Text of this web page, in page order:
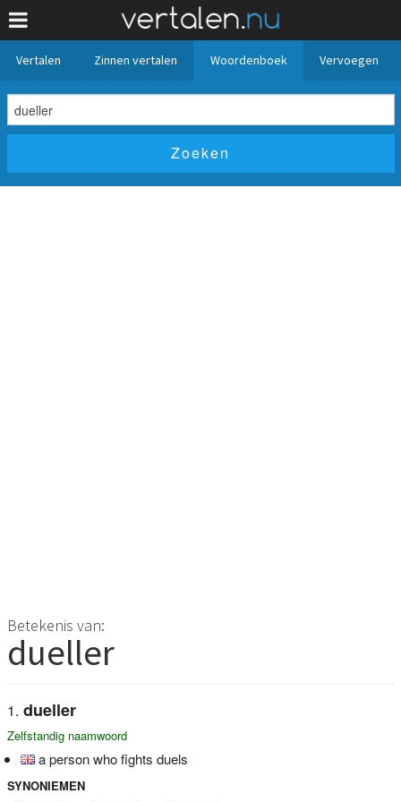
Vertalen Zinnen vertalen Woordenboek Vervoegen
Betekenis van:
dueller
dueller
Zelfstandig naamwoord
a person who fights duels
SYNONIEMEN